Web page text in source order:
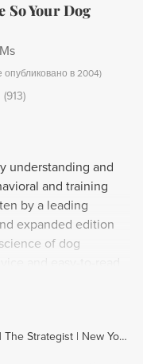
So Your Dog
опубликовано в 2004)
(913)
understanding and
and training
by a leading
expanded edition
of dog
without using
drawings
games for dogs and
dog owners.
The 9 Best Books for New Dog Owners | The Strategist | New York Magazine